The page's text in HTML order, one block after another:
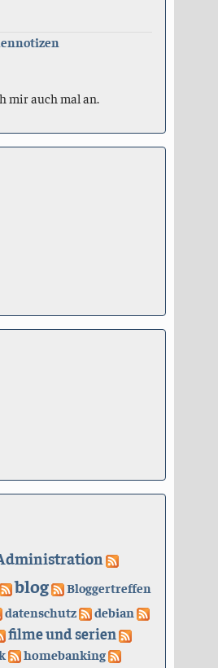
mir auch mal an.
blog Bloggertreffen
datenschutz
debian
filme und serien
homebanking